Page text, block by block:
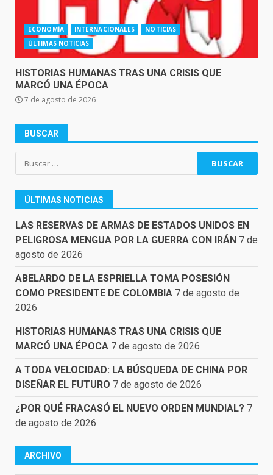
ECONOMÍA INTERNACIONALES
NOTICIAS
ÚLTIMAS NOTICIAS
HISTORIAS HUMANAS TRAS UNA CRISIS QUE
MARCÓ UNA ÉPOCA
7 de agosto de 2026
BUSCAR
Buscar:
ÚLTIMAS NOTICIAS
LAS RESERVAS DE ARMAS DE ESTADOS UNIDOS EN
PELIGROSA MENGUA POR LA GUERRA CON IRÁN 7 de
agosto de 2026
ABELARDO DE LA ESPRIELLA TOMA POSESIÓN
COMO PRESIDENTE DE COLOMBIA 7 de agosto de
2026
HISTORIAS HUMANAS TRAS UNA CRISIS QUE
MARCÓ UNA ÉPOCA 7 de agosto de 2026
A TODA VELOCIDAD: LA BÚSQUEDA DE CHINA POR
DISEÑAR EL FUTURO 7 de agosto de 2026
¿POR QUÉ FRACASÓ EL NUEVO ORDEN MUNDIAL? 7
de agosto de 2026
ARCHIVO